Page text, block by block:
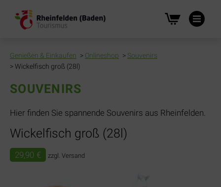
Genießen & Einkaufen Onlineshop
Souvenirs
Wickelfisch groß (28l)
SOUVENIRS
Hier finden Sie spannende Souvenirs aus Rheinfelden.
Wickelfisch groß (28l)
29,90 € zzgl. Versand